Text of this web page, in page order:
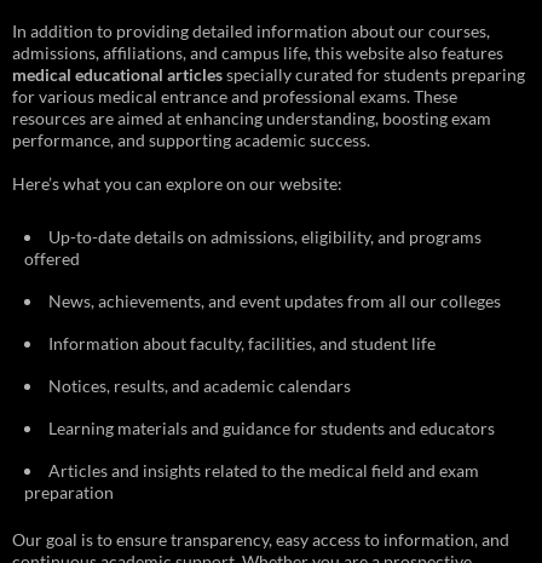
In addition to providing detailed information about our courses,
admissions, affiliations, and campus life, this website also features
medical educational articlesspecially curated for students preparing
for various medical entrance and professional exams. These
resources are aimed at enhancing understanding, boosting exam
performance, and supporting academic success.
Here’s what you can explore on our website:
Up-to-date details on admissions, eligibility, and programs
offered
News, achievements, and event updates from all our colleges
Information about faculty, facilities, and student life
Notices, results, and academic calendars
Learning materials and guidance for students and educators
Articles and insights related to the medical field and exam
preparation
Our goal is to ensure transparency, easy access to information, and